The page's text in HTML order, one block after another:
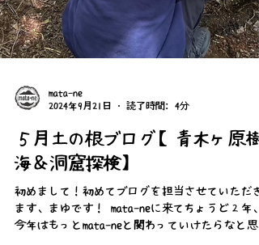
mata-ne
2024年9月21日
読了時間: 4分